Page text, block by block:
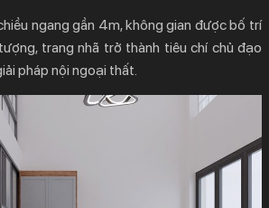
ngang gần 4m, không gian được bố trí
trang nhã trở thành tiêu chí chủ đạo
pháp nội ngoại thất.